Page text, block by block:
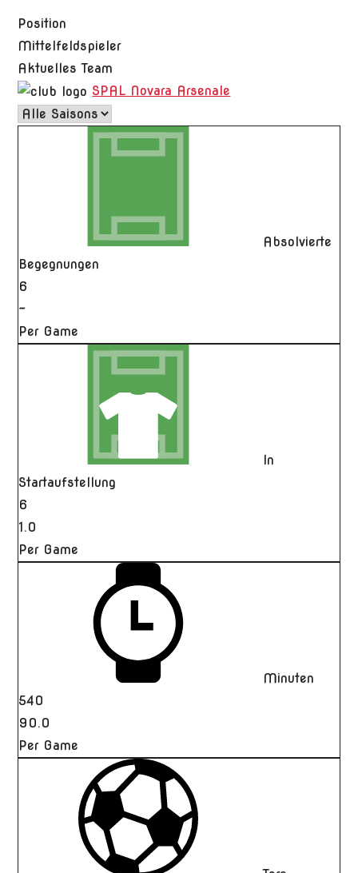
Position
Mittelfeldspieler
Aktuelles Team
SPAL Novara Arsenale
Absolvierte
Begegnungen
6
-
Per Game
In
Startaufstellung
6
1.0
Per Game
Minuten
540
90.0
Per Game